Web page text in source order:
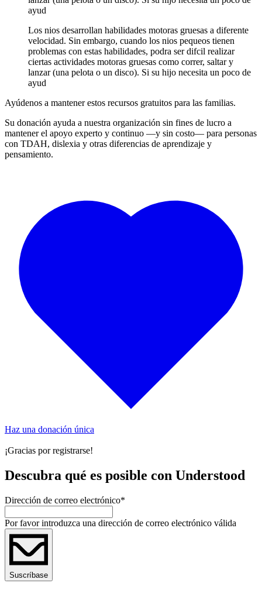
ayud
Los nios desarrollan habilidades motoras gruesas a diferente
velocidad. Sin embargo, cuando los nios pequeos tienen
problemas con estas habilidades, podra ser difcil realizar
ciertas actividades motoras gruesas como correr, saltar y
lanzar (una pelota o un disco). Si su hijo necesita un poco de
ayud
Ayúdenos a mantener estos recursos gratuitos para las familias.
Su donación ayuda a nuestra organización sin fines de lucro a
mantener el apoyo experto y continuo —y sin costo— para personas
con TDAH, dislexia y otras diferencias de aprendizaje y
pensamiento.
Haz una donación única
¡Gracias por registrarse!
Descubra qué es posible con Understood
Dirección de correo electrónico*
Por favor introduzca una dirección de correo electrónico válida
Suscríbase